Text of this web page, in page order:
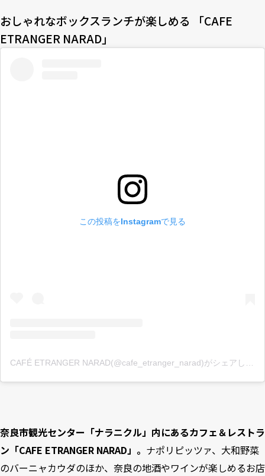
おしゃれなボックスランチが楽しめる 「CAFE
ETRANGER NARAD」
この投稿をInstagramで見る
CAFÉ ETRANGER NARAD(@cafe_etranger_narad)がシェアした投稿
奈良市観光センター「ナラニクル」内にあるカフェ＆レストラ
ン「CAFE ETRANGER NARAD」。 ナポリピッツァ、大和野菜
のバーニャカウダのほか、奈良の地酒やワインが楽しめるお店